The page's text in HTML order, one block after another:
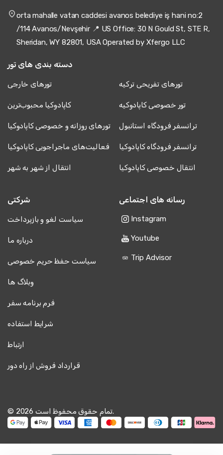
orta mahalle vatan caddesi avanos belediye iş hani no:2
/114 Avanos/Nevşehir 📍 US Office: 30 N Gould St, STE R,
Sheridan, WY 82801, USA Operated by Xfergo LLC
دسته بندی های تور
تورهای خارجی تورهای تفریحی ترکیه
کاپادوکیا محبوب‌ترین تور خصوصی کاپادوکیه
تورهای روزانه و خصوصی کاپادوکیا ترانسفر فرودگاه استانبول
فعالیت‌های ماجراجویی کاپادوکیا ترانسفر فرودگاه کاپادوکیا
انتقال از شهر به شهر انتقال خصوصی کاپادوکیا
شرکتی
سیاست لغو و بازپرداخت
درباره ما
سیاست حفظ حریم خصوصی
وبلاگ ها
فرم برنامه سفر
شرایط استفاده
ارتباط
قرارداد فروش از راه دور
رسانه های اجتماعی
Instagram
Youtube
Trip Advisor
© 2026 تمام حقوق محفوظ است.